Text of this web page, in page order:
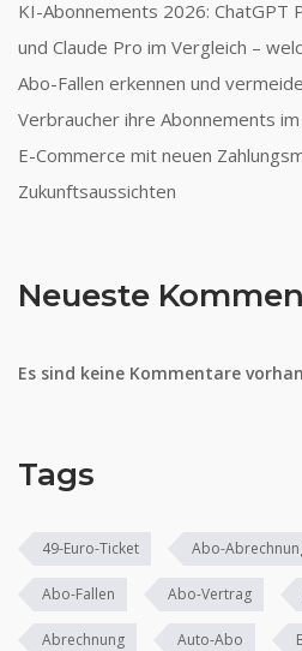
KI-Abonnements 2026: ChatGPT
und Claude Pro im Vergleich –
Abo-Fallen erkennen und
Verbraucher ihre Abonnements
E-Commerce mit neuen
Zukunftsaussichten
Neueste
Es sind keine Kommentare
Tags
49-Euro-Ticket Abo-
Abo-Fallen Abo-Vertrag
Abrechnung Auto-Abo